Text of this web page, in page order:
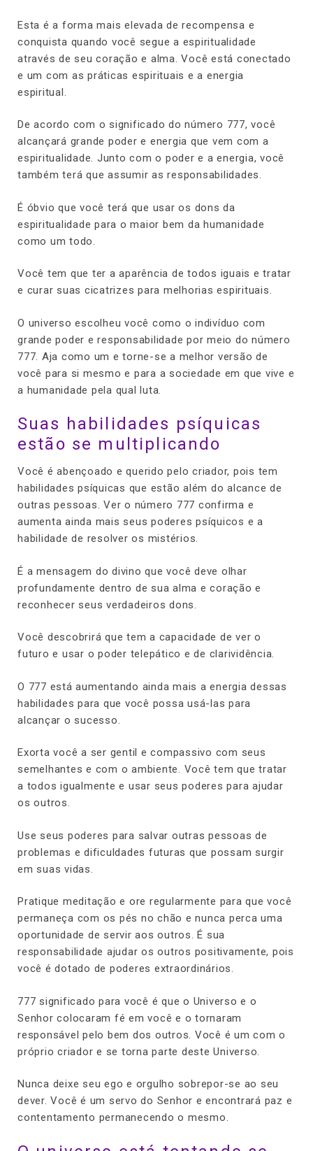
Esta é a forma mais elevada de recompensa e
conquista quando você segue a espiritualidade
através de seu coração e alma. Você está conectado
e um com as práticas espirituais e a energia
espiritual.
De acordo com o significado do número 777, você
alcançará grande poder e energia que vem com a
espiritualidade. Junto com o poder e a energia, você
também terá que assumir as responsabilidades.
É óbvio que você terá que usar os dons da
espiritualidade para o maior bem da humanidade
como um todo.
Você tem que ter a aparência de todos iguais e tratar
e curar suas cicatrizes para melhorias espirituais.
O universo escolheu você como o indivíduo com
grande poder e responsabilidade por meio do número
777. Aja como um e torne-se a melhor versão de
você para si mesmo e para a sociedade em que vive e
a humanidade pela qual luta.
Suas habilidades psíquicas
estão se multiplicando
Você é abençoado e querido pelo criador, pois tem
habilidades psíquicas que estão além do alcance de
outras pessoas. Ver o número 777 confirma e
aumenta ainda mais seus poderes psíquicos e a
habilidade de resolver os mistérios.
É a mensagem do divino que você deve olhar
profundamente dentro de sua alma e coração e
reconhecer seus verdadeiros dons.
Você descobrirá que tem a capacidade de ver o
futuro e usar o poder telepático e de clarividência.
O 777 está aumentando ainda mais a energia dessas
habilidades para que você possa usá-las para
alcançar o sucesso.
Exorta você a ser gentil e compassivo com seus
semelhantes e com o ambiente. Você tem que tratar
a todos igualmente e usar seus poderes para ajudar
os outros.
Use seus poderes para salvar outras pessoas de
problemas e dificuldades futuras que possam surgir
em suas vidas.
Pratique meditação e ore regularmente para que você
permaneça com os pés no chão e nunca perca uma
oportunidade de servir aos outros. É sua
responsabilidade ajudar os outros positivamente, pois
você é dotado de poderes extraordinários.
777 significado para você é que o Universo e o
Senhor colocaram fé em você e o tornaram
responsável pelo bem dos outros. Você é um com o
próprio criador e se torna parte deste Universo.
Nunca deixe seu ego e orgulho sobrepor-se ao seu
dever. Você é um servo do Senhor e encontrará paz e
contentamento permanecendo o mesmo.